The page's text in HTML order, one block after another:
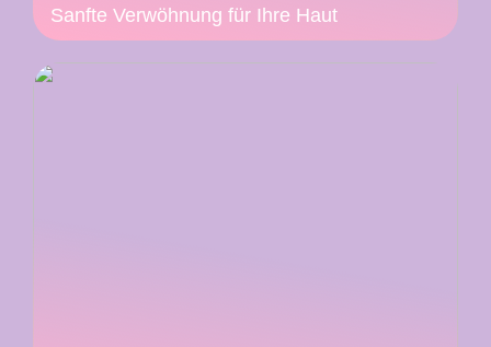
Sanfte Verwöhnung für Ihre Haut